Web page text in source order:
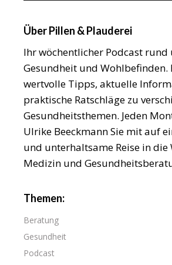
Über Pillen & Plauderei
Ihr wöchentlicher Podcast rund
Gesundheit und Wohlbefinden.
wertvolle Tipps, aktuelle
praktische Ratschläge zu
Gesundheitsthemen. Jeden
Ulrike Beeckmann Sie mit auf
und unterhaltsame Reise in die
Medizin und
Themen:
Beratung
Gesundheit
Podcast